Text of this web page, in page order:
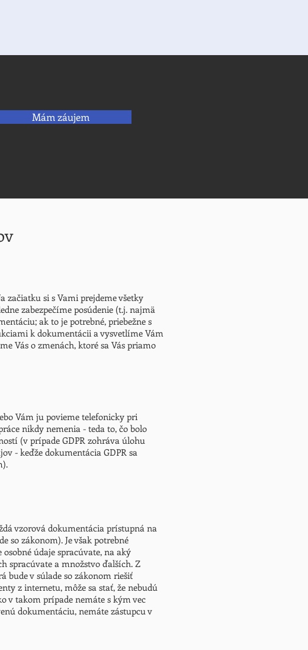
Mám záujem
začiatku si s Vami prejdeme všetky
zabezpečíme posúdenie (t.j. najmä
ak to je potrebné, priebežne s
k dokumentácii a vysvetlíme Vám
Vás o zmenách, ktoré sa Vás priamo
Vám ju povieme telefonicky pri
nikdy nemenia - teda to, čo bolo
(v prípade GDPR zohráva úlohu
- keďže dokumentácia GDPR sa
vzorová dokumentácia prístupná na
so zákonom). Je však potrebné
údaje spracúvate, na aký
spracúvate a množstvo ďalších. Z
bude v súlade so zákonom riešiť
z internetu, môže sa stať, že nebudú
v takom prípade nemáte s kým vec
dokumentáciu, nemáte zástupcu v